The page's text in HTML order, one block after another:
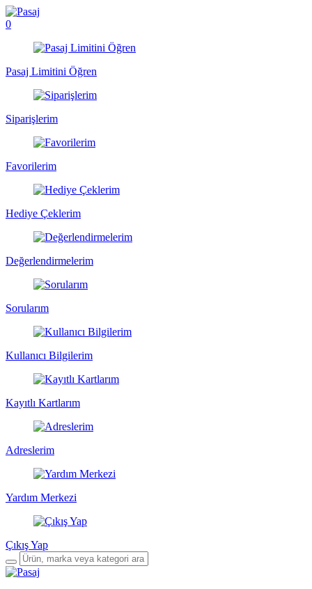
0
Pasaj Limitini Öğren
Siparişlerim
Favorilerim
Hediye Çeklerim
Değerlendirmelerim
Sorularım
Kullanıcı Bilgilerim
Kayıtlı Kartlarım
Adreslerim
Yardım Merkezi
Çıkış Yap